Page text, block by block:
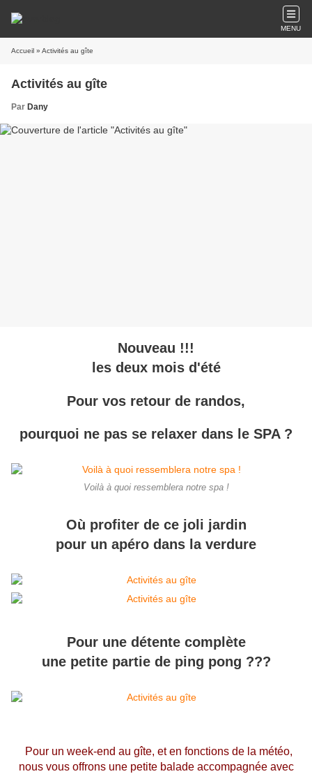
MENU
Accueil » Activités au gîte
Activités au gîte
Par Dany
Nouveau !!!
les deux mois d'été
Pour vos retour de randos,
pourquoi ne pas se relaxer dans le SPA ?
Voilà à quoi ressemblera notre spa !
Où profiter de ce joli jardin
pour un apéro dans la verdure
Pour une détente complète
une petite partie de ping pong ???
Pour un week-end au gîte, et en fonctions de la météo,
nous vous offrons une petite balade accompagnée avec